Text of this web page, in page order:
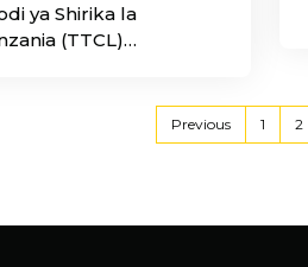
ya Shirika la
(TTCL)
Previous 1 2